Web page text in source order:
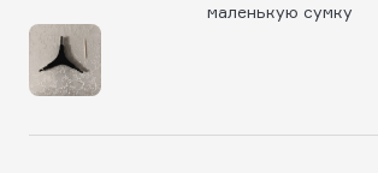
маленькую сумку